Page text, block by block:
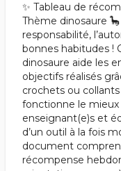
✨ Tableau de
Thème dinosaure
responsabilité,
bonnes habitudes !
dinosaure aide les
objectifs réalisés
crochets ou
fonctionne le mieux
enseignant(e)s et
d’un outil à la fois
document
récompense